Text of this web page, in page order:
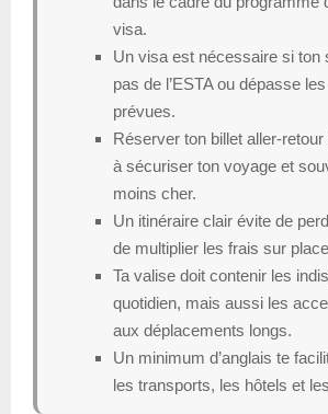
visa.
Un visa est nécessaire si ton
pas de l’ESTA ou dépasse
prévues.
Réserver ton billet aller-retour
à sécuriser ton voyage et
moins cher.
Un itinéraire clair évite de
de multiplier les frais sur
Ta valise doit contenir les
quotidien, mais aussi les
aux déplacements longs.
Un minimum d’anglais te
les transports, les hôtels et